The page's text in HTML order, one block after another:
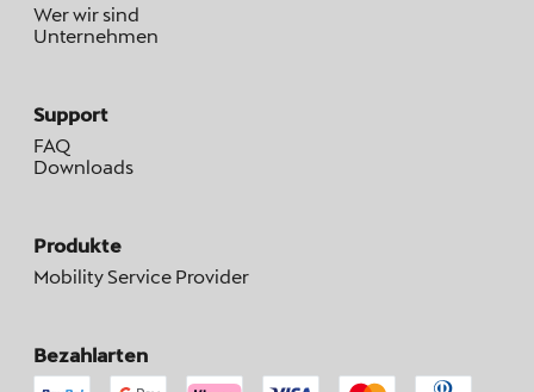
Wer wir sind
Unternehmen
Support
FAQ
Downloads
Produkte
Mobility Service Provider
Bezahlarten